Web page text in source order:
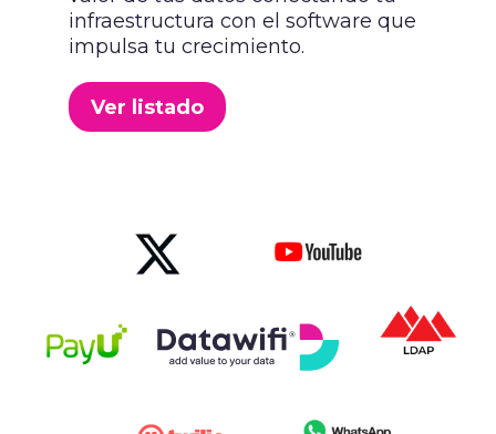
infraestructura con el software que
impulsa tu crecimiento.
Ver listado